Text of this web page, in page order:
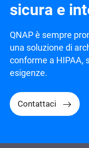
sicura e
QNAP è sempre
una soluzione di
conforme a HIPAA,
esigenze.
Contattaci